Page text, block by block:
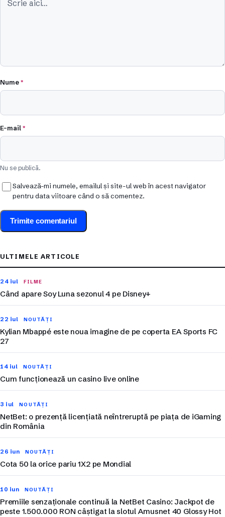
Nume*
E-mail*
Nu se publică.
Salvează-mi numele, emailul și site-ul web în acest navigator
pentru data viitoare când o să comentez.
ULTIMELE ARTICOLE
24 iul FILME
Când apare Soy Luna sezonul 4 pe Disney+
22 iul NOUTĂȚI
Kylian Mbappé este noua imagine de pe coperta EA Sports FC
27
14 iul NOUTĂȚI
Cum funcționează un casino live online
3 iul NOUTĂȚI
NetBet: o prezență licențiată neîntreruptă pe piața de iGaming
din România
26 iun NOUTĂȚI
Cota 50 la orice pariu 1X2 pe Mondial
10 iun NOUTĂȚI
Premiile senzaționale continuă la NetBet Casino: Jackpot de
peste 1.500.000 RON câștigat la slotul Amusnet 40 Glossy Hot